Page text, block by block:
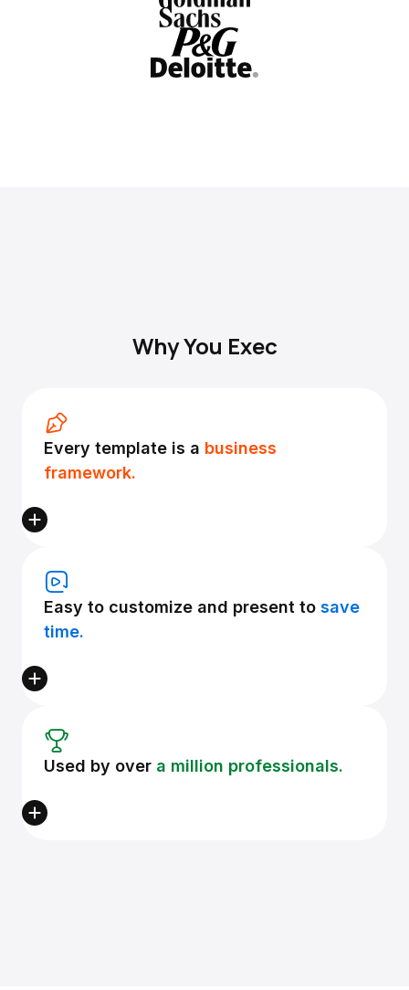
Why You Exec
Every template is a business
framework.
Easy to customize and present to save
time.
Used by over a million professionals.